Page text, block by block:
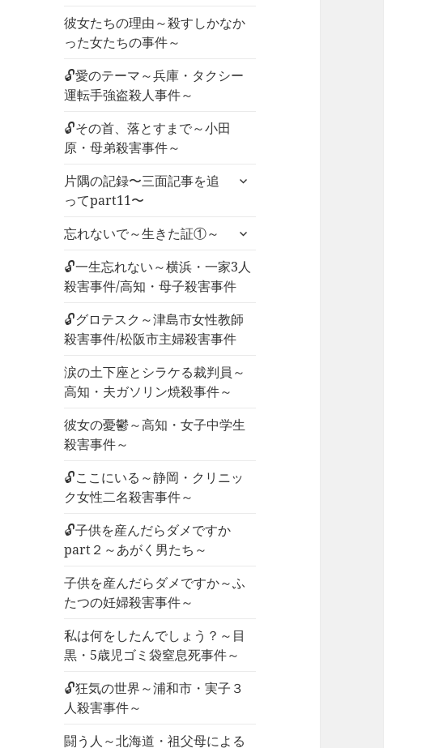
彼女たちの理由～殺すしかなか
った女たちの事件～
🔓愛のテーマ～兵庫・タクシー
運転手強盗殺人事件～
🔓その首、落とすまで～小田
原・母弟殺害事件～
片隅の記録〜三面記事を追
ってpart11〜
サ
ニ
ー
を
開
忘れないで～生きた証①～
サ
メ
ニ
ー
を
開
🔓一生忘れない～横浜・一家3人
殺害事件/高知・母子殺害事件
🔓グロテスク～津島市女性教師
殺害事件/松阪市主婦殺害事件
涙の土下座とシラケる裁判員～
高知・夫ガソリン焼殺事件～
彼女の憂鬱～高知・女子中学生
殺害事件～
🔓ここにいる～静岡・クリニッ
ク女性二名殺害事件～
🔓子供を産んだらダメですか
part２～あがく男たち～
子供を産んだらダメですか～ふ
たつの妊婦殺害事件～
私は何をしたんでしょう？～目
黒・5歳児ゴミ袋窒息死事件～
🔓狂気の世界～浦和市・実子３
人殺害事件～
闘う人～北海道・祖父母による